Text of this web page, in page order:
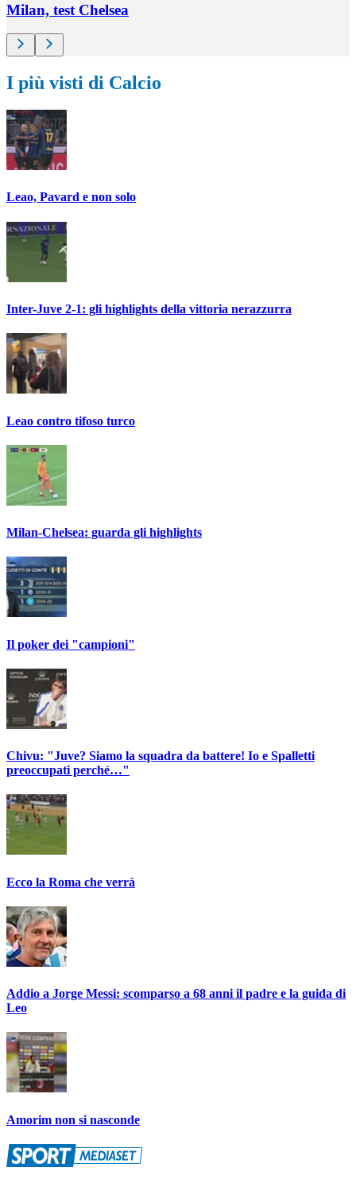
Milan, test Chelsea
I più visti di Calcio
Leao, Pavard e non solo
Inter-Juve 2-1: gli highlights della vittoria nerazzurra
Leao contro tifoso turco
Milan-Chelsea: guarda gli highlights
Il poker dei "campioni"
Chivu: "Juve? Siamo la squadra da battere! Io e Spalletti
preoccupati perché…"
Ecco la Roma che verrà
Addio a Jorge Messi: scomparso a 68 anni il padre e la guida di
Leo
Amorim non si nasconde